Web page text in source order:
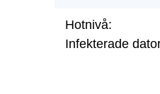
Hotnivå:
Infekterade